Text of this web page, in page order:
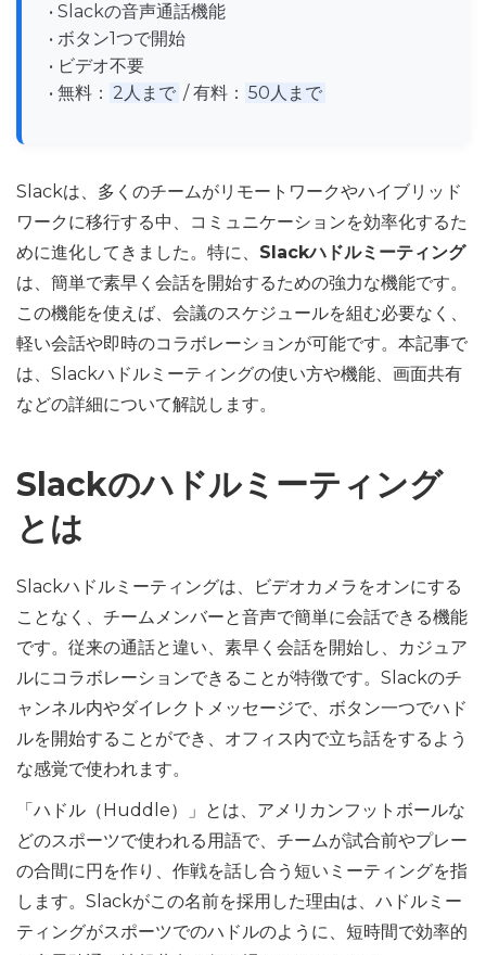
• Slackの音声通話機能
• ボタン1つで開始
• ビデオ不要
• 無料： 2人まで / 有料： 50人まで
Slackは、多くのチームがリモートワークやハイブリッド
ワークに移行する中、コミュニケーションを効率化するた
めに進化してきました。特に、 Slackハドルミーティング
は、簡単で素早く会話を開始するための強力な機能です。
この機能を使えば、会議のスケジュールを組む必要なく、
軽い会話や即時のコラボレーションが可能です。本記事で
は、Slackハドルミーティングの使い方や機能、画面共有
などの詳細について解説します。
Slackのハドルミーティング
とは
Slackハドルミーティングは、ビデオカメラをオンにする
ことなく、チームメンバーと音声で簡単に会話できる機能
です。従来の通話と違い、素早く会話を開始し、カジュア
ルにコラボレーションできることが特徴です。Slackのチ
ャンネル内やダイレクトメッセージで、ボタン一つでハド
ルを開始することができ、オフィス内で立ち話をするよう
な感覚で使われます。
「ハドル（Huddle）」とは、アメリカンフットボールな
どのスポーツで使われる用語で、チームが試合前やプレー
の合間に円を作り、作戦を話し合う短いミーティングを指
します。Slackがこの名前を採用した理由は、ハドルミー
ティングがスポーツでのハドルのように、短時間で効率的